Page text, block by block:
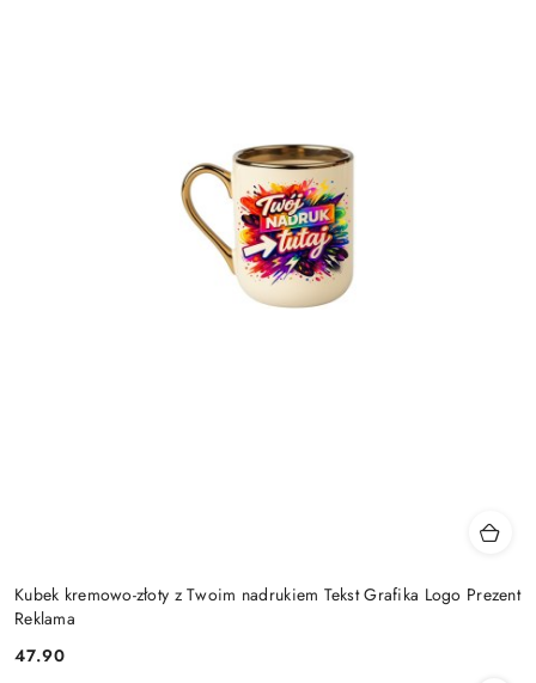
Kubek kremowo-złoty z Twoim nadrukiem Tekst Grafika Logo Prezent
Reklama
Cena:
47.90